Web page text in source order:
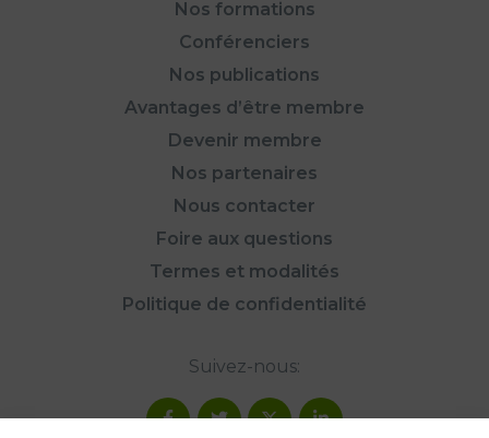
Nos formations
Conférenciers
Nos publications
Avantages d’être membre
Devenir membre
Nos partenaires
Nous contacter
Foire aux questions
Termes et modalités
Politique de confidentialité
Suivez-nous: